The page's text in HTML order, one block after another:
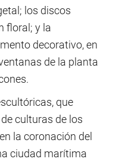
los discos
floral; y la
decorativo, en
de la planta
que
culturas de los
la coronación del
ciudad marítima